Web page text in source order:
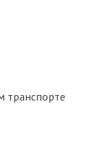
транспорте